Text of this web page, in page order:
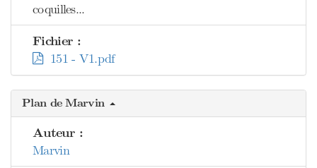
coquilles...
Fichier :
151 - V1.pdf
Plan de Marvin
Auteur :
Marvin